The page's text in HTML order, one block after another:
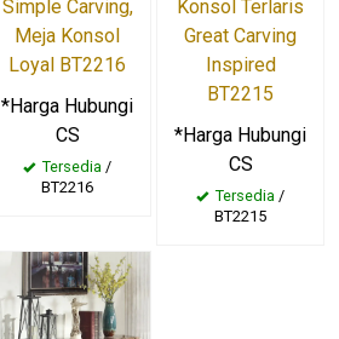
Simple Carving,
Meja Konsol
Loyal BT2216
*Harga Hubungi
CS
Tersedia /
BT2216
Konsol Terlaris
Great Carving
Inspired
BT2215
*Harga Hubungi
CS
Tersedia /
BT2215